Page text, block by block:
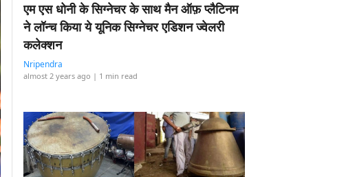
एम एस धोनी के सिग्नेचर के साथ मैन ऑफ़ प्लैटिनम
ने लॉन्च किया ये यूनिक सिग्नेचर एडिशन ज्वेलरी
कलेक्शन
Nripendra
almost 2 years ago | 1 min read